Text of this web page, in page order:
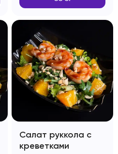
Салат руккола с
креветками